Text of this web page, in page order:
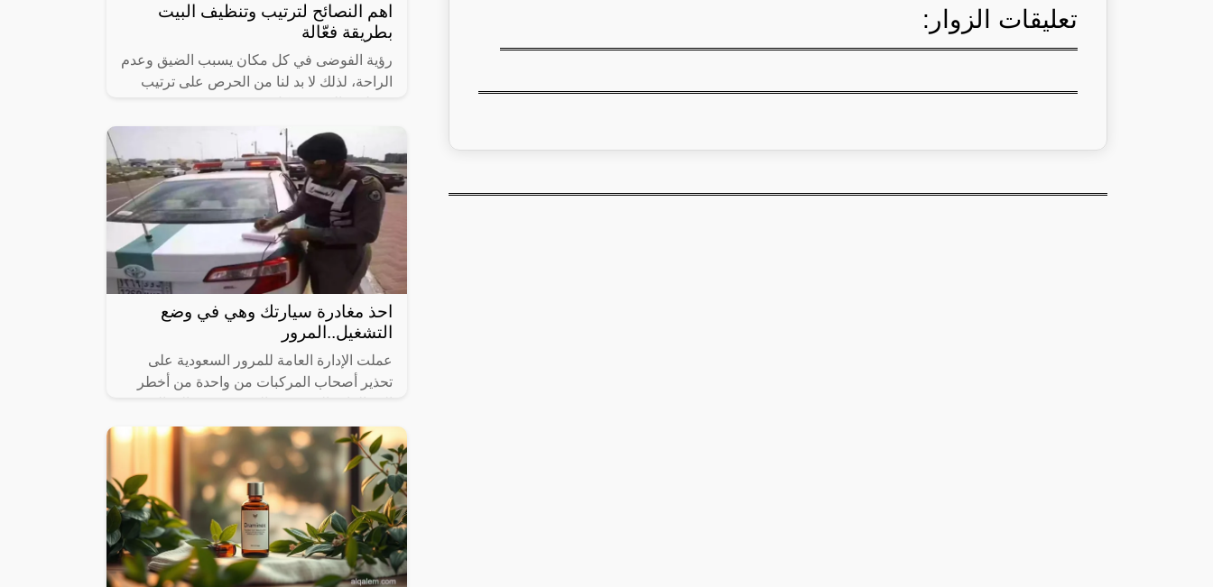
تعليقات الزوار:
اهم النصائح لترتيب وتنظيف البيت
بطريقة فعّالة
رؤية الفوضى في كل مكان يسبب الضيق وعدم
الراحة، لذلك لا بد لنا من الحرص على ترتيب
نحصل على الراحة المطلوبة فيه، فالبيت هو
احذ مغادرة سيارتك وهي في وضع
التشغيل..المرور
عملت الإدارة العامة للمرور السعودية على
تحذير أصحاب المركبات من واحدة من أخطر
في حوادث وكوارث على جميع المستويات،